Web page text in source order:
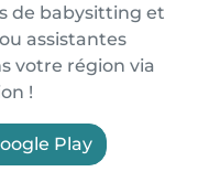
de babysitting et
assistantes
votre région via
!
Play